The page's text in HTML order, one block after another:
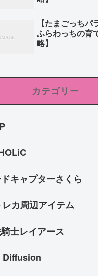
【たまごっちパ
ふらわっちの育
略】
カテゴリー
キャプターさくら
レカ周辺アイテム
士レイアース
Diffusion